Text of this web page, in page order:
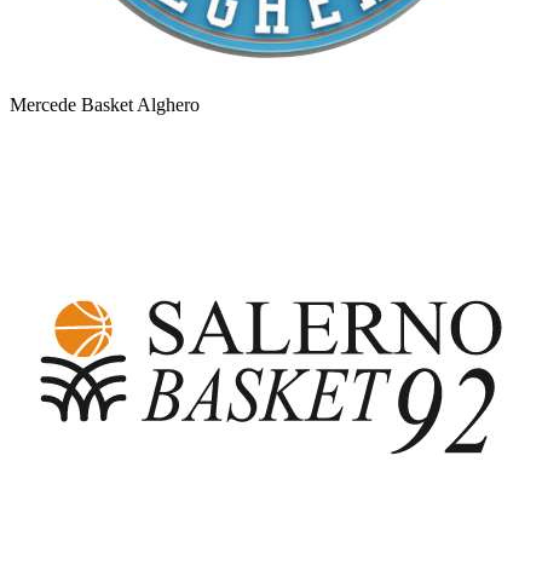
Mercede Basket Alghero